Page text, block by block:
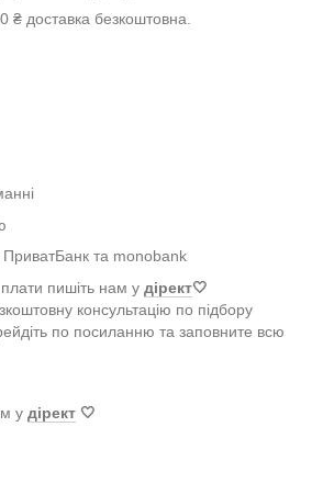
₴ доставка безкоштовна.
та monobank
пишіть нам у дірект🤍
консультацію по підбору
по посиланню та заповните всю
у дірект 🤍